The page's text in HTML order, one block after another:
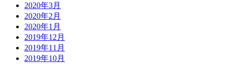
2020年3月
2020年2月
2020年1月
2019年12月
2019年11月
2019年10月